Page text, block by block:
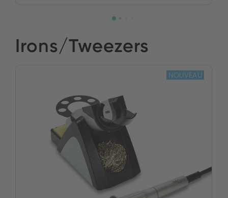
Irons/Tweezers
NOUVEAU